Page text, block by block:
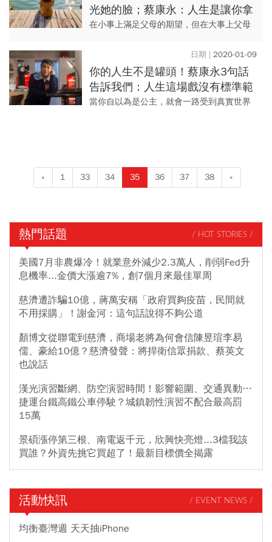
光她的臉；蔡康永：人生是讓你拿
來活的，不是逗大家開心的
在小事上滿足父母的期望，但在大事上父母
2020-01-09
你的人生不是罐頭！蔡康永3句話
告訴我們：人生這場戲沒有標準範
本，只有適合我們的劇本
當你自以為是公主，就會一路受到真實世界
« 1 33 34 35 36 37 38 »
熱門話題 / HOT STORIES /
美國7月非農爆冷！就業意外減少2.3萬人，削弱Fed升
息機率...金價大漲逾7%，創7個月來最佳單周
慈濟遭詐騙10億，蔣萬安稱「政府買夠疫苗，民間就
不用採購」！謝金河：這句話說得不夠公道
顏博文從聯電到慈濟，商場老將為何會信陳昱瑄李易
儒、豪給10億？慈濟發聲：將捍衛信眾捐款、蔡英文
也說話
漢光演習斷網、防空演習時間！影響範圍、交通異動…
捷運台鐵高鐵公車停駛？城鎮韌性演習不配合最高罰
15萬
景碩漲停第三根、南電返千元，欣興快亮燈...3檔我該
買誰？外資先挑它買超了！最新目標價全揭露
活動快訊 / EVENT NEWS /
均衡臺灣週 天天抽iPhone